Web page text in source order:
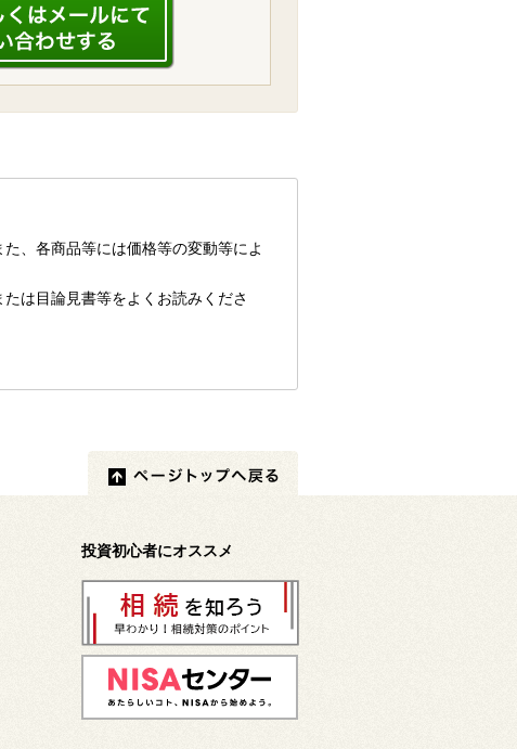
、各商品等には価格等の変動等によ
は目論見書等をよくお読みくださ
投資初心者にオススメ